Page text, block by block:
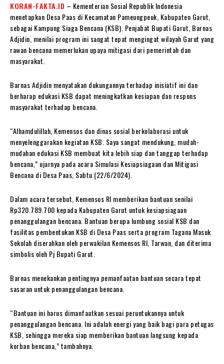
KORAN-FAKTA.ID – Kementerian Sosial Republik Indonesia
menetapkan Desa Paas di Kecamatan Pameungpeuk, Kabupaten Garut,
sebagai Kampung Siaga Bencana (KSB). Penjabat Bupati Garut, Barnas
Adjidin, menilai program ini sangat tepat mengingat wilayah Garut yang
rawan bencana memerlukan upaya mitigasi dari pemerintah dan
masyarakat.
Barnas Adjidin menyatakan dukungannya terhadap inisiatif ini dan
berharap edukasi KSB dapat meningkatkan kesiapan dan respons
masyarakat terhadap bencana.
“Alhamdulillah, Kemensos dan dinas sosial berkolaborasi untuk
menyelenggarakan kegiatan KSB. Saya sangat mendukung, mudah-
mudahan edukasi KSB membuat kita lebih siap dan tanggap terhadap
bencana,” ujarnya pada acara Simulasi Kesiapsiagaan dan Mitigasi
Bencana di Desa Paas, Sabtu (22/6/2024).
Dalam acara tersebut, Kemensos RI memberikan bantuan senilai
Rp320.789.700 kepada Kabupaten Garut untuk kesiapsiagaan
penanggulangan bencana. Bantuan berupa lumbung sosial KSB dan
fasilitas pembentukan KSB di Desa Paas serta program Tagana Masuk
Sekolah diserahkan oleh perwakilan Kemensos RI, Tarwan, dan diterima
simbolis oleh Pj Bupati Garut.
Barnas menekankan pentingnya pemanfaatan bantuan secara tepat
sasaran untuk penanggulangan bencana.
“Bantuan ini harus dimanfaatkan sesuai peruntukannya untuk
penanggulangan bencana. Ini adalah energi yang baik bagi para petugas
KSB, sehingga mereka siap memberikan bantuan langsung kepada
korban bencana,” tambahnya.